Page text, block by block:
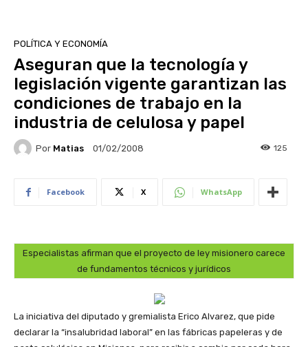
POLÍTICA Y ECONOMÍA
Aseguran que la tecnología y
legislación vigente garantizan las
condiciones de trabajo en la
industria de celulosa y papel
Por Matias 01/02/2008 125
Facebook X WhatsApp
Especialistas afirman que el proyecto de ley misionero carece
de fundamentos técnicos y jurídicos
La iniciativa del diputado y gremialista Erico Alvarez, que pide
declarar la “insalubridad laboral” en las fábricas papeleras y de